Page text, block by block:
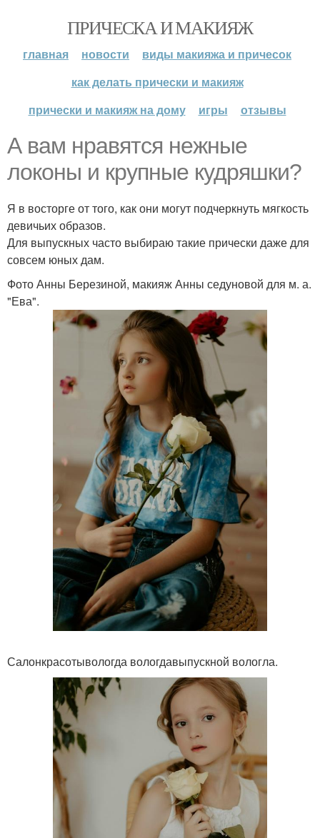
ПРИЧЕСКА И МАКИЯЖ
главная новости
виды макияжа и причесок
как делать прически и макияж
прически и макияж на дому
игры отзывы
А вам нравятся нежные
локоны и крупные кудряшки?
Я в восторге от того, как они могут подчеркнуть мягкость
девичьих образов.
Для выпускных часто выбираю такие прически даже для
совсем юных дам.
Фото Анны Березиной, макияж Анны седуновой для м. а.
"Ева".
Салонкрасотывологда вологдавыпускной вологла.